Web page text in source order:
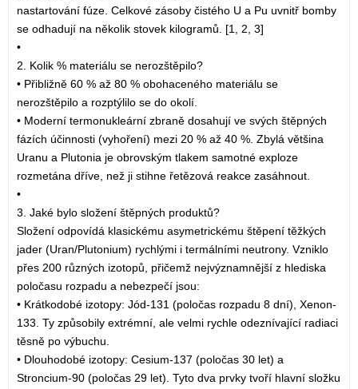
nastartování fúze. Celkové zásoby čistého U a Pu uvnitř bomby
se odhadují na několik stovek kilogramů. [1, 2, 3]
•
2. Kolik % materiálu se nerozštěpilo?
• Přibližně 60 % až 80 % obohaceného materiálu se
nerozštěpilo a rozptýlilo se do okolí.
• Moderní termonukleární zbraně dosahují ve svých štěpných
fázích účinnosti (vyhoření) mezi 20 % až 40 %. Zbylá většina
Uranu a Plutonia je obrovským tlakem samotné exploze
rozmetána dříve, než ji stihne řetězová reakce zasáhnout.
•
3. Jaké bylo složení štěpných produktů?
Složení odpovídá klasickému asymetrickému štěpení těžkých
jader (Uran/Plutonium) rychlými i termálními neutrony. Vzniklo
přes 200 různých izotopů, přičemž nejvýznamnější z hlediska
poločasu rozpadu a nebezpečí jsou:
• Krátkodobé izotopy: Jód-131 (poločas rozpadu 8 dní), Xenon-
133. Ty způsobily extrémní, ale velmi rychle odeznívající radiaci
těsně po výbuchu.
• Dlouhodobé izotopy: Cesium-137 (poločas 30 let) a
Stroncium-90 (poločas 29 let). Tyto dva prvky tvoří hlavní složku